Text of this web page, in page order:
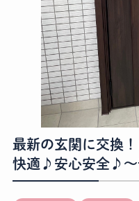
最新の玄関に交換
快適♪安心安全♪～